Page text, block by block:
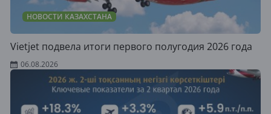
НОВОСТИ КАЗАХСТАНА
Vietjet подвела итоги первого полугодия 2026 года
06.08.2026